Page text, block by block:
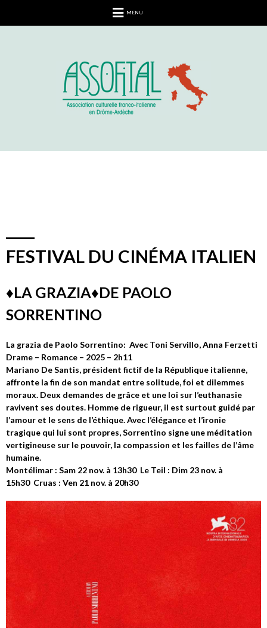
MENU
FESTIVAL DU CINÉMA ITALIEN
♦️LA GRAZIA♦️DE PAOLO
SORRENTINO
La grazia de Paolo Sorrentino: Avec Toni Servillo, Anna Ferzetti
Drame – Romance – 2025 – 2h11
Mariano De Santis, président fictif de la République italienne,
affronte la fin de son mandat entre solitude, foi et dilemmes
moraux. Deux demandes de grâce et une loi sur l’euthanasie
ravivent ses doutes. Homme de rigueur, il est surtout guidé par
l’amour et le sens de l’éthique. Avec l’élégance et l’ironie
tragique qui lui sont propres, Sorrentino signe une méditation
vertigineuse sur le pouvoir, la compassion et les failles de l’âme
humaine.
Montélimar : Sam 22 nov. à 13h30 Le Teil : Dim 23 nov. à
15h30 Cruas : Ven 21 nov. à 20h30